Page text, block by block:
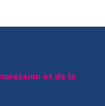
et de la